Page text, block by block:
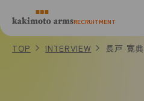
RECRUITMENT
TOP INTERVIEW 長戸 寛典
INTERVIEW
情熱！